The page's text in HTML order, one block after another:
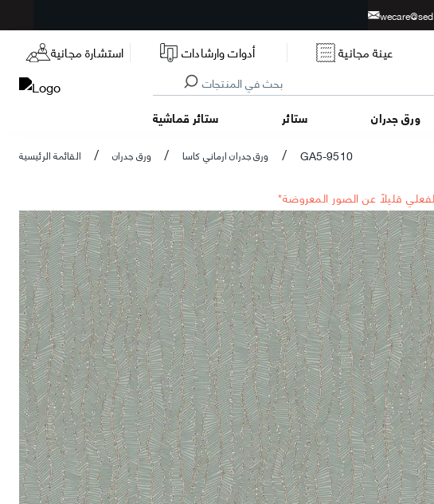
استشارة مجانية أدوات وارشادات عينة مجانية
ستائر قماشية ستائر ورق جدران
القائمة الرئيسية / ورق جدران / ورق جدران ارماني كاسا / GA5-9510
قليلاً عن الصور المعروضة